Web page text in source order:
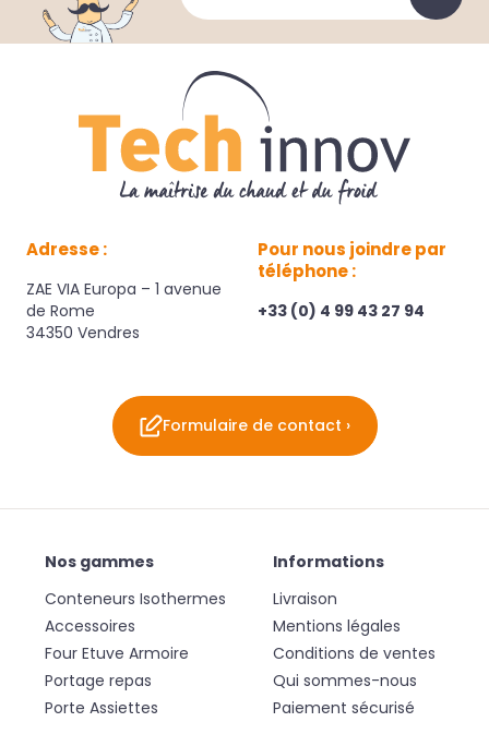
Adresse :
ZAE VIA Europa – 1 avenue
de Rome
34350 Vendres
Pour nous joindre par
téléphone :
+33 (0) 4 99 43 27 94
Formulaire de contact ›
Nos gammes
Conteneurs Isothermes
Accessoires
Four Etuve Armoire
Portage repas
Porte Assiettes
Informations
Livraison
Mentions légales
Conditions de ventes
Qui sommes-nous
Paiement sécurisé